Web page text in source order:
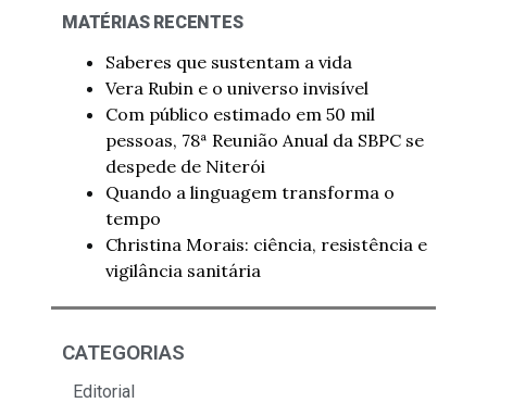
MATÉRIAS RECENTES
Saberes que sustentam a vida
Vera Rubin e o universo invisível
Com público estimado em 50 mil
pessoas, 78ª Reunião Anual da SBPC se
despede de Niterói
Quando a linguagem transforma o
tempo
Christina Morais: ciência, resistência e
vigilância sanitária
CATEGORIAS
Editorial